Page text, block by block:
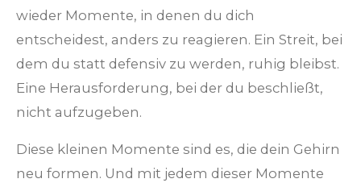
wieder Momente, in denen du dich
entscheidest, anders zu reagieren. Ein Streit, bei
dem du statt defensiv zu werden, ruhig bleibst.
Eine Herausforderung, bei der du beschließt,
nicht aufzugeben.
Diese kleinen Momente sind es, die dein Gehirn
neu formen. Und mit jedem dieser Momente